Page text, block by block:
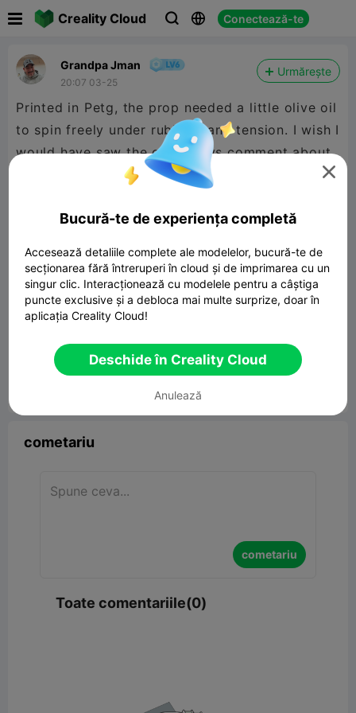
Creality Cloud   Conectează-te
Grandpa Jman
20:07 03-25
Urmărește
Printed in Petg, the prop needed a little olive oil
to spin freely under rubber band tension. I wish I
would have saw the other guys comment about
putting a notch in the top for a screw driver.
6
cometariu
cometariu
Toate comentariile(0)

Bucură-te de experiența completă
Accesează detaliile complete ale modelelor, bucură-te de
secționarea fără întreruperi în cloud și de imprimarea cu un
singur clic. Interacționează cu modelele pentru a câștiga
puncte exclusive și a debloca mai multe surprize, doar în
aplicația Creality Cloud!
Deschide în Creality Cloud
Anulează